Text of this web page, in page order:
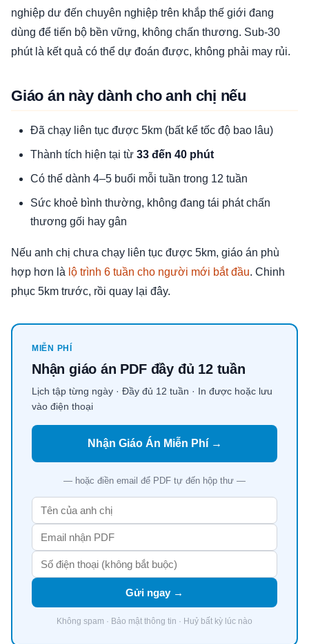
nghiệp dư đến chuyên nghiệp trên khắp thế giới đang
dùng để tiến bộ bền vững, không chấn thương. Sub-30
phút là kết quả có thể dự đoán được, không phải may rủi.
Giáo án này dành cho anh chị nếu
Đã chạy liên tục được 5km (bất kể tốc độ bao lâu)
Thành tích hiện tại từ 33 đến 40 phút
Có thể dành 4–5 buổi mỗi tuần trong 12 tuần
Sức khoẻ bình thường, không đang tái phát chấn
thương gối hay gân
Nếu anh chị chưa chạy liên tục được 5km, giáo án phù
hợp hơn là lộ trình 6 tuần cho người mới bắt đầu. Chinh
phục 5km trước, rồi quay lại đây.
MIỄN PHÍ
Nhận giáo án PDF đầy đủ 12 tuần
Lịch tập từng ngày · Đầy đủ 12 tuần · In được hoặc lưu
vào điện thoại
Nhận Giáo Án Miễn Phí →
— hoặc điền email để PDF tự đến hộp thư —
Gửi ngay →
Không spam · Bảo mật thông tin · Huỷ bất kỳ lúc nào